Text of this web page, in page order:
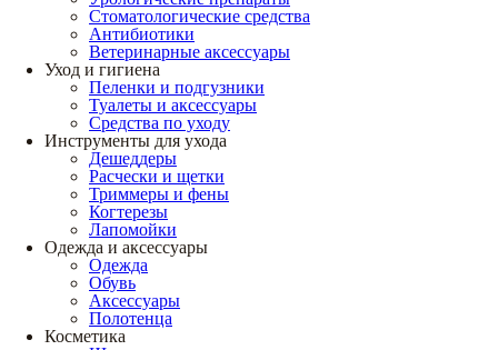
Стоматологические средства
Антибиотики
Ветеринарные аксессуары
Уход и гигиена
Пеленки и подгузники
Туалеты и аксессуары
Средства по уходу
Инструменты для ухода
Дешеддеры
Расчески и щетки
Триммеры и фены
Когтерезы
Лапомойки
Одежда и аксессуары
Одежда
Обувь
Аксессуары
Полотенца
Косметика